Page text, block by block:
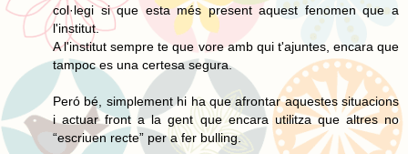
col·legi si que esta més present aquest fenomen que a
l'institut.
A l'institut sempre te que vore amb qui t'ajuntes, encara que
tampoc es una certesa segura.
Peró bé, simplement hi ha que afrontar aquestes situacions
i actuar front a la gent que encara utilitza que altres no
“escriuen recte” per a fer bulling.